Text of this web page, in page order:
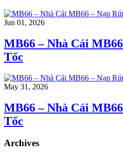
Jun 01, 2026
MB66 – Nhà Cái
Tốc
May 31, 2026
MB66 – Nhà Cái
Tốc
Archives